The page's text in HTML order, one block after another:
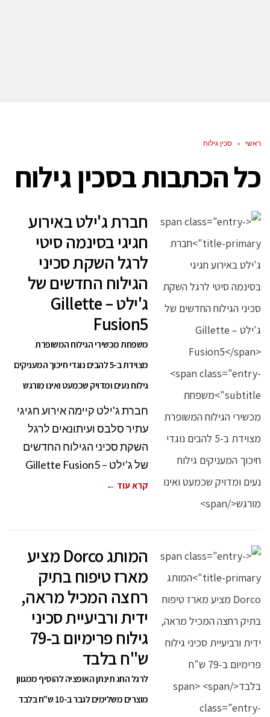
ראשי » סכין גילוח
כל הכתבות בסכין גילוח
חברת ג'ילט באירוע
חגיגי בסינמה סיטי
לרגל השקת סכיני
הגילוח החדשים של
ג'ילט – Gillette
Fusion5
משפחת מכשירי הגילוח המשופרת
מצוידת ב-5 להבים נוגדי חיכוך המעניקים
גילוח נעים ומדויק שכמעט ואינו מורגש
חברת ג'ילט קיימה אירוע חגיגי
עתיר סלבס ועיתונאים לרגל
השקת סכיני הגילוח החדשים
של ג'ילט – Gillette Fusion5
קרא עוד ←
המותג Dorco מציע
מארז טיפוח בתיק
רחצה המכיל מראה,
ידית ורביעיית סכיני
גילוח פרימיום ב-79
ש"ח בלבד
לרגל החג תינתן האופציה להוסיף ממגוון
מוצרים משלימים לגבר ב-10 ש"ח בלבד